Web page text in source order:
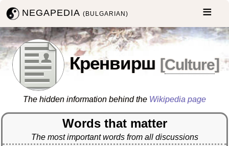
NEGAPEDIA(BULGARIAN)
Кренвирш [Culture]
The hidden information behind the Wikipedia page
Words that matter
The most important words from all discussions